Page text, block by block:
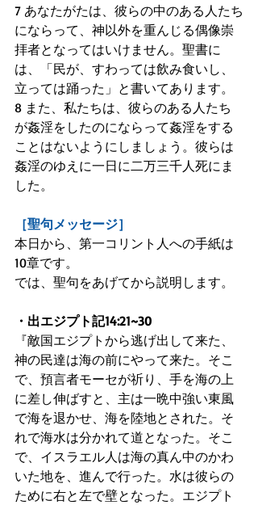
7 あなたがたは、彼らの中のある人たち
にならって、神以外を重んじる偶像崇
拝者となってはいけません。聖書に
は、「民が、すわっては飲み食いし、
立っては踊った」と書いてあります。
8 また、私たちは、彼らのある人たち
が姦淫をしたのにならって姦淫をする
ことはないようにしましょう。彼らは
姦淫のゆえに一日に二万三千人死にま
した。
［聖句メッセージ］
本日から、第一コリント人への手紙は
10章です。
では、聖句をあげてから説明します。
・出エジプト記14:21~30
『敵国エジプトから逃げ出して来た、
神の民達は海の前にやって来た。そこ
で、預言者モーセが祈り、手を海の上
に差し伸ばすと、主は一晩中強い東風
で海を退かせ、海を陸地とされた。そ
れで海水は分かれて道となった。そこ
で、イスラエル人は海の真ん中のかわ
いた地を、進んで行った。水は彼らの
ために右と左で壁となった。エジプト